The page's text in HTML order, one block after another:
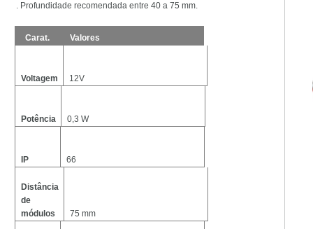
. Profundidade recomendada entre 40 a 75 mm.
Carat.
Valores
Voltagem
12V
Potência
0,3 W
IP
66
Distância
de
módulos
75 mm